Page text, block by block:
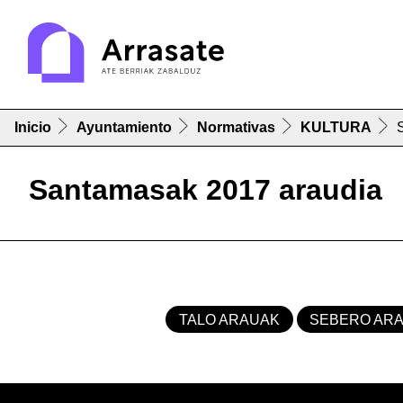
Inicio Ayuntamiento Normativas KULTURA
Santamasak 2017 araudia
TALO ARAUAK SEBERO